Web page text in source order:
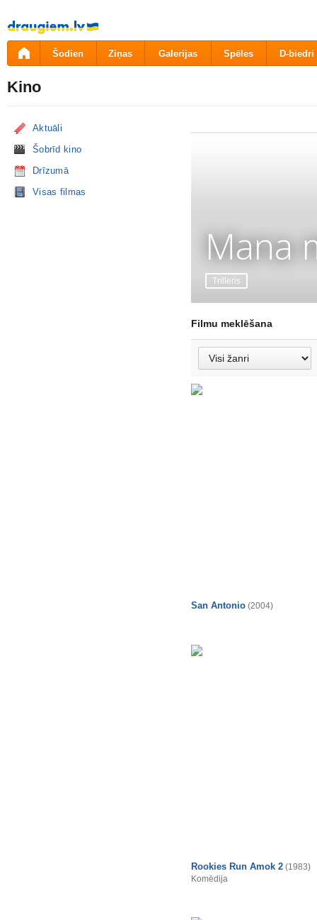
Pāriet
uz
saturu
Šodien Ziņas Galerijas Spēles D-biedri
Kino
Aktuāli
Šobrīd kino
Drīzumā
Visas filmas
Mana
Trilleris
Filmu meklēšana
San Antonio (2004)
Rookies Run Amok 2 (1983)
Komēdija